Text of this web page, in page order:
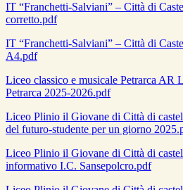
IT “Franchetti-Salviani” – Città di
corretto.pdf
IT “Franchetti-Salviani” – Città di
A4.pdf
Liceo classico e musicale Petrarca AR
Petrarca 2025-2026.pdf
Liceo Plinio il Giovane di Città di
del futuro-studente per un giorno
Liceo Plinio il Giovane di Città di
informativo I.C. Sansepolcro.pdf